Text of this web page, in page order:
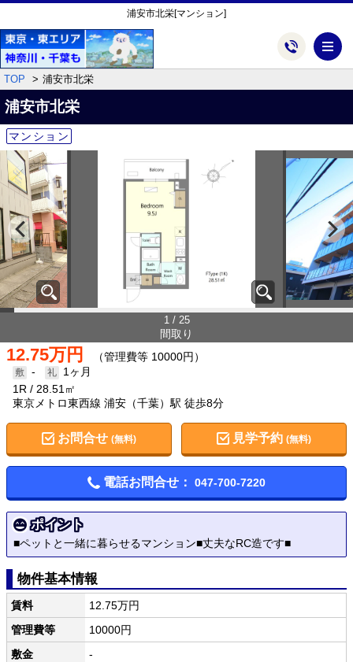
浦安市北栄[マンション]
TOP 浦安市北栄
浦安市北栄
マンション
1 / 25
間取り
12.75万円 （管理費等 10000円）
-
1ヶ月
1R
28.51㎡
東京メトロ東西線 浦安（千葉）駅 徒歩8分
お問合せ (無料) 見学予約(無料)
電話お問合せ： 047-700-7220
ポイント
■ペットと一緒に暮らせるマンション■丈夫なRC造です■
物件基本情報
賃料
12.75万円
管理費等
10000円
敷金
-